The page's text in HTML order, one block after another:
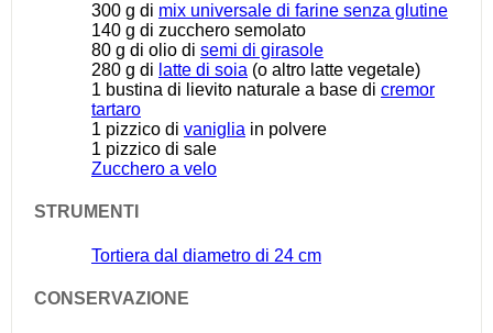
300 g di mix universale di farine senza glutine
140 g di zucchero semolato
80 g di olio di semi di girasole
280 g di latte di soia (o altro latte vegetale)
1 bustina di lievito naturale a base di cremor
tartaro
1 pizzico di vaniglia in polvere
1 pizzico di sale
Zucchero a velo
STRUMENTI
Tortiera dal diametro di 24 cm
CONSERVAZIONE